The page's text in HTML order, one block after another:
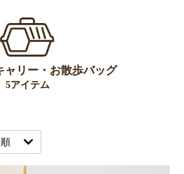
ャリー・お散歩バッグ
5アイテム